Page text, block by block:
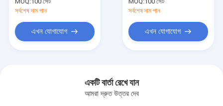
সর্বশেষ দাম পান
এখন যোগাযোগ
সর্বশেষ দাম পান
এখন যোগাযোগ
একটি বার্তা রেখে যান
আমরা দ্রুত উত্তর দেব